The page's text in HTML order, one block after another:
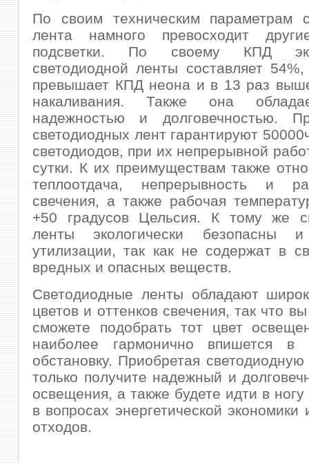
По своим техническим параметрам
лента намного превосходит
подсветки. По своему КПД
светодиодной ленты составляет
превышает КПД неона и в 13 раз
накаливания. Также она
надежностью и долговечностью.
светодиодных лент гарантируют
светодиодов, при их непрерывной
сутки. К их преимуществам также
теплоотдача, непрерывность и
свечения, а также рабочая
+50 градусов Цельсия. К тому же
ленты экологически безопасны
утилизации, так как не содержат в
вредных и опасных веществ.
Светодиодные ленты обладают
цветов и оттенков свечения, так что
сможете подобрать тот цвет
наиболее гармонично впишется в
обстановку. Приобретая
только получите надежный и
освещения, а также будете идти в
в вопросах энергетической экономики
отходов.